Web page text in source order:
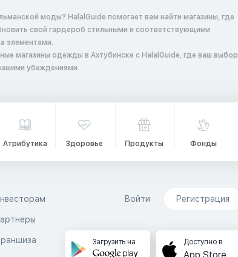
моды? HalalGuide помогает вам найти магазины, где
свой гардероб стильными и соответствующими
элементами.
магазины одежды в Ахтубинске с HalalGuide, где ваш выбор
убеждениями.
Атрибутика Здоровье Продукты Фонды
Войти Регистрация
Загрузить на Доступно в